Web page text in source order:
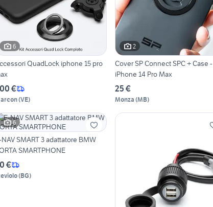
6
QuadLock iphone 15 pro
€
(VE)
2
Cover SP Connect SPC + Case -
iPhone 14 Pro Max
25 €
Monza (MB)
6
NAV SMART 3 adattatore BMW
SMARTPHONE
€
(BG)